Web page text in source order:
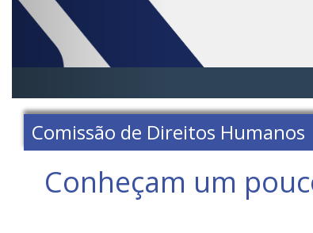
Comissão de Direitos Humanos
Conheçam um